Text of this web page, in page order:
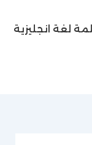
لغة انجليزية